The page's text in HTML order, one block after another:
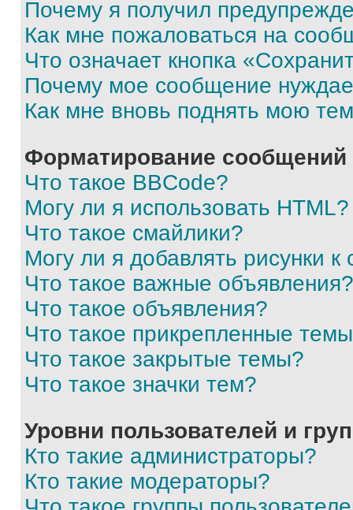
Почему я получил
Как мне пожаловаться на
Что означает кнопка
Почему мое сообщение
Как мне вновь поднять мою
Форматирование
Что такое BBCode?
Могу ли я использовать HTML?
Что такое смайлики?
Могу ли я добавлять рисунки
Что такое важные объявления?
Что такое объявления?
Что такое прикрепленные
Что такое закрытые темы?
Что такое значки тем?
Уровни пользователей и
Кто такие администраторы?
Кто такие модераторы?